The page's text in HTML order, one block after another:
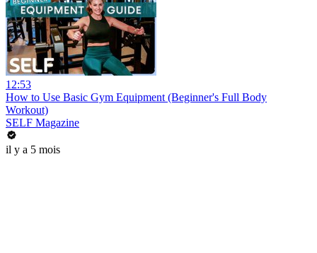
12:53
How to Use Basic Gym Equipment (Beginner's Full Body
Workout)
SELF Magazine
il y a 5 mois